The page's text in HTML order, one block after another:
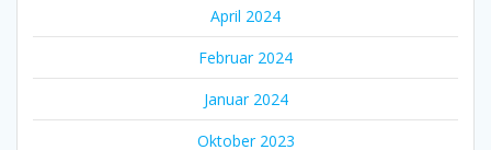
April 2024
Februar 2024
Januar 2024
Oktober 2023